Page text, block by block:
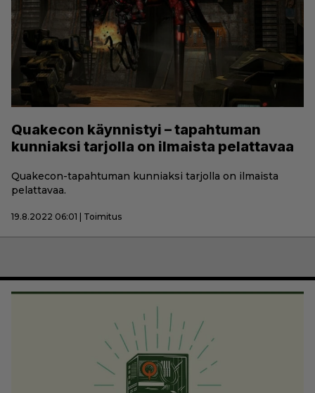
Quakecon käynnistyi – tapahtuman
kunniaksi tarjolla on ilmaista pelattavaa
Quakecon-tapahtuman kunniaksi tarjolla on ilmaista
pelattavaa.
19.8.2022 06:01 | Toimitus